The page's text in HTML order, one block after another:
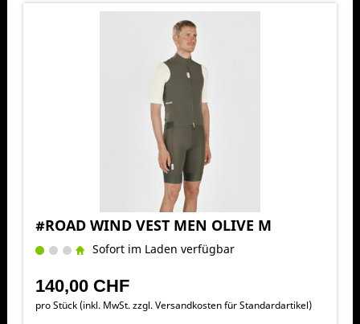
#ROAD WIND VEST MEN OLIVE M
Sofort im Laden verfügbar
140,00 CHF
pro Stück (inkl. MwSt. zzgl.Versandkosten für Standardartikel)